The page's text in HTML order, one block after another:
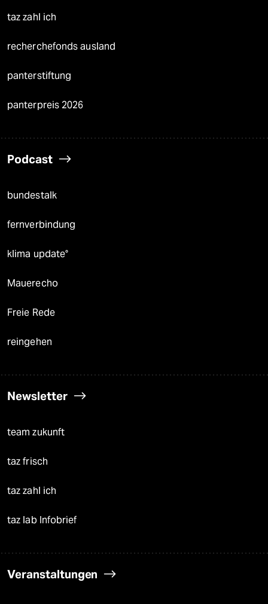
taz zahl ich
recherchefonds ausland
panterstiftung
panterpreis 2026
Podcast
bundestalk
fernverbindung
klima update°
Mauerecho
Freie Rede
reingehen
Newsletter
team zukunft
taz frisch
taz zahl ich
taz lab Infobrief
Veranstaltungen